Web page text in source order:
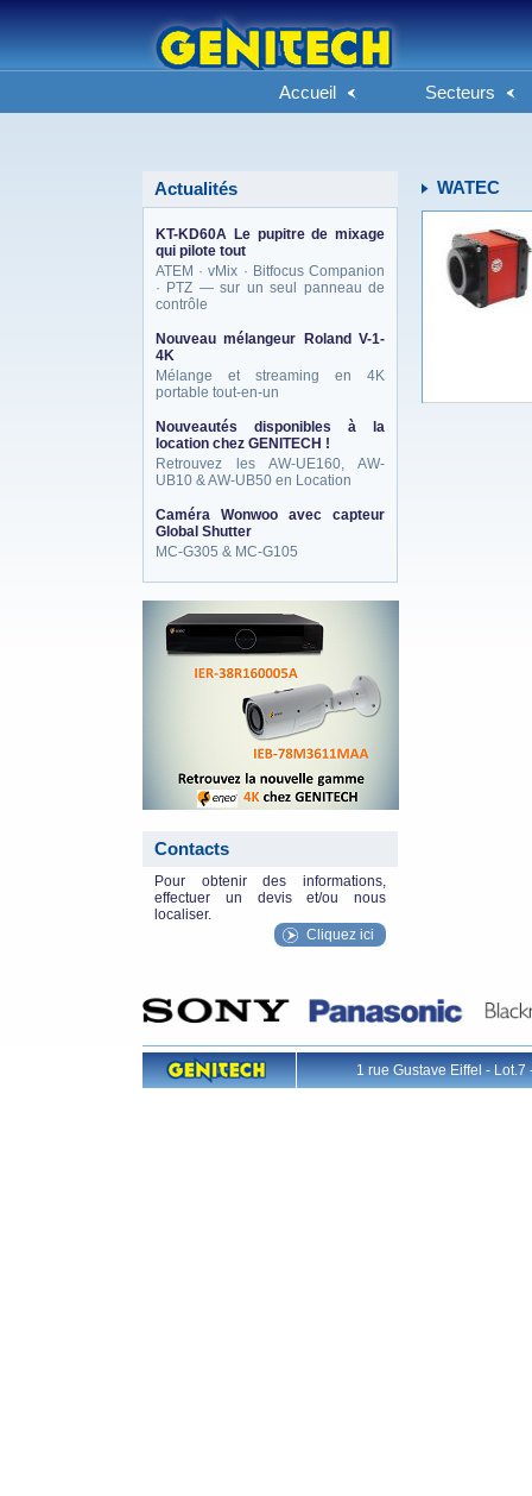
Accueil Secteurs
Actualités
KT-KD60A Le pupitre de mixage
qui pilote tout
ATEM · vMix · Bitfocus Companion
· PTZ — sur un seul panneau de
contrôle
Nouveau mélangeur Roland V-1-
4K
Mélange et streaming en 4K
portable tout-en-un
Nouveautés disponibles à la
location chez GENITECH !
Retrouvez les AW-UE160, AW-
UB10 & AW-UB50 en Location
Caméra Wonwoo avec capteur
Global Shutter
MC-G305 & MC-G105
Contacts
Pour obtenir des informations,
effectuer un devis et/ou nous
localiser.
Cliquez ici
WATEC
1 rue Gustave Eiffel -